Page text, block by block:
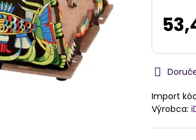
Import
Výrobca: